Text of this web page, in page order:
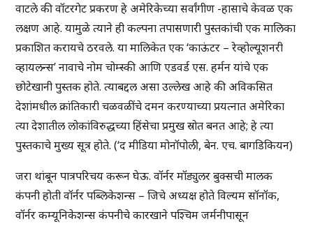
वाटले की वॉटरगेट प्रकरण हे अमेरिकेच्या सर्वांगीण -हासाचे केवळ एक
लक्षण आहे. यामुळे त्याने ही कल्पना तपासणारी पुस्तकांची एक मालिका
प्रकाशित करायचे ठरवले. या मालिकेत एक ‘काऊंटर – रेव्होल्यूशनरी
व्हायलन्स’ नावाचे नोम चोम्स्की आणि एडवर्ड एस. हर्मन यांचे एक
छोटेखानी पुस्तक होते. त्याबद्दल असा उल्लेख आहे की अविकसित
देशांमधील क्रांतिकारी चळवळींचे दमन करण्याच्या प्रयत्नात अमेरिका
त्या देशातील लोकांविरुद्धच्या हिंसेचा प्रमुख स्रोत बनत आहे; हे त्या
पुस्तकाचे मुख्य सूत्र होते. (‘द मीडिया मोनॉपोली, बेन. एच. बागडिकियन)
जरा थांबून पात्रपरिचय करून घेऊ. वॉर्नर मॉड्युलर बुक्सची मालक
कंपनी होती वॉर्नर पब्लिकेशन्स – जिचे अध्यक्ष होते विल्यम सॉनॉक,
वॉर्नर कम्यूनिकेशन्स कंपनीचे कारखाने पश्चिम जर्मनीपासून